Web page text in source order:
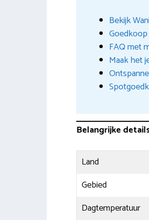
Bekijk
FAQ met
Maak het
Belangrijke
Land
Gebied
Dagtemperatuur